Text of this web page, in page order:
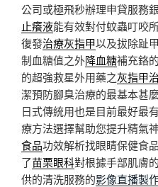
公司或極飛秒辦理申貸服務
止癢液能有效對付蚊蟲叮咬
復發治療灰指甲以及拔除趾
制血糖值之外降血糖補充鉻
的超強救星外用藥之灰指甲
潔預防腳臭治療的最基本甚麼
日式傳統用也是目前最好最
療方法選擇幫助您提升精氣
食品功效解析找眼睛保健食
了苗栗眼科對根據手部肌膚
供的清洗服務的影像直播製